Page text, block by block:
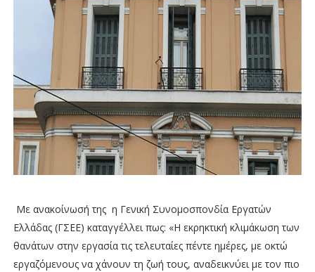
Με ανακοίνωσή της η Γενική Συνομοσπονδία Εργατών
Ελλάδας (ΓΣΕΕ) καταγγέλλει πως: «Η εκρηκτική κλιμάκωση των
θανάτων στην εργασία τις τελευταίες πέντε ημέρες, με οκτώ
εργαζόμενους να χάνουν τη ζωή τους, αναδεικνύει με τον πιο